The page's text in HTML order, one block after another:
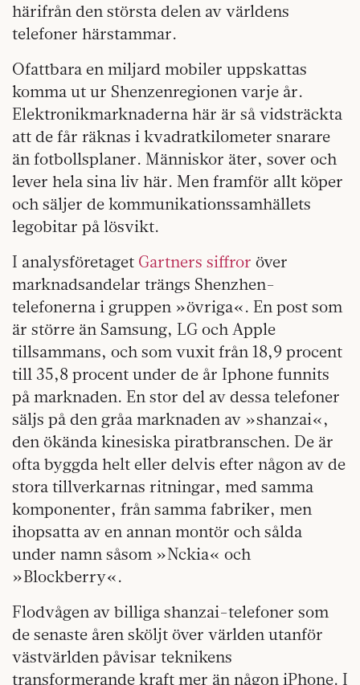
härifrån den största delen av världens
telefoner härstammar.
Ofattbara en miljard mobiler uppskattas
komma ut ur Shenzenregionen varje år.
Elektronikmarknaderna här är så vidsträckta
att de får räknas i kvadratkilometer snarare
än fotbollsplaner. Människor äter, sover och
lever hela sina liv här. Men framför allt köper
och säljer de kommunikationssamhällets
legobitar på lösvikt.
I analysföretaget Gartners siffror över
marknadsandelar trängs Shenzhen-
telefonerna i gruppen »övriga«. En post som
är större än Samsung, LG och Apple
tillsammans, och som vuxit från 18,9 procent
till 35,8 procent under de år Iphone funnits
på marknaden. En stor del av dessa telefoner
säljs på den gråa marknaden av »shanzai«,
den ökända kinesiska piratbranschen. De är
ofta byggda helt eller delvis efter någon av de
stora tillverkarnas ritningar, med samma
komponenter, från samma fabriker, men
ihopsatta av en annan montör och sålda
under namn såsom »Nckia« och
»Blockberry«.
Flodvågen av billiga shanzai-telefoner som
de senaste åren sköljt över världen utanför
västvärlden påvisar teknikens
transformerande kraft mer än någon iPhone. I